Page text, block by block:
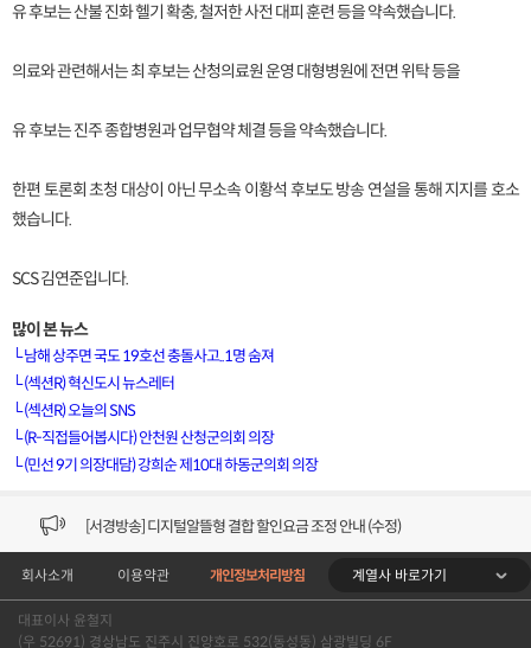
유 후보는 산불 진화 헬기 확충, 철저한 사전 대피 훈련 등을 약속했습니다.
의료와 관련해서는 최 후보는 산청의료원 운영 대형병원에 전면 위탁 등을
유 후보는 진주 종합병원과 업무협약 체결 등을 약속했습니다.
한편 토론회 초청 대상이 아닌 무소속 이황석 후보도 방송 연설을 통해 지지를 호소
했습니다.
SCS 김연준입니다.
많이 본 뉴스
└남해 상주면 국도 19호선 충돌사고..1명 숨져
└(섹션R) 혁신도시 뉴스레터
└(섹션R) 오늘의 SNS
└(R-직접들어봅시다) 안천원 산청군의회 의장
└(민선 9기 의장대담) 강희순 제10대 하동군의회 의장
[VOD공지] 청춘초이스 이용금액 변경 안내
[서경방송] 일부 채널편성 변경 안내의 건 (7/22)
[서경방송] 디지털알뜰형 결합 할인요금 조정 안내 (수정)
[공지] 개인정보처리방침 (Ver2.15) 개정의 건 (7/1)
[서경방송] 일부 채널편성 변경 안내의 건 (7/1)
회사소개 이용약관 개인정보처리방침 계열사 바로가기
대표이사 윤철지
(우 52691) 경상남도 진주시 진양호로 532(동성동) 삼광빌딩 6F